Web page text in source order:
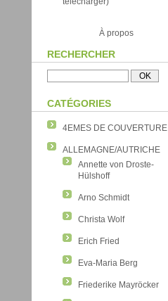
À propos
RECHERCHER
CATÉGORIES
4EMES DE COUVERTURE
ALLEMAGNE/AUTRICHE
Annette von Droste-
Hülshoff
Arno Schmidt
Christa Wolf
Erich Fried
Eva-Maria Berg
Friederike Mayröcker